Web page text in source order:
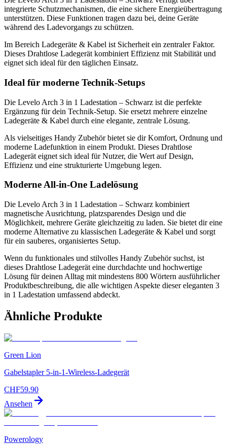
integrierte Schutzmechanismen, die eine sichere Energieübertragung
unterstützen. Diese Funktionen tragen dazu bei, deine Geräte
während des Ladevorgangs zu schützen.
Im Bereich Ladegeräte & Kabel ist Sicherheit ein zentraler Faktor.
Dieses Drahtlose Ladegerät kombiniert Effizienz mit Stabilität und
eignet sich ideal für den täglichen Einsatz.
Ideal für moderne Technik-Setups
Die Levelo Arch 3 in 1 Ladestation – Schwarz ist die perfekte
Ergänzung für dein Technik-Setup. Sie ersetzt mehrere einzelne
Ladegeräte & Kabel durch eine elegante, zentrale Lösung.
Als vielseitiges Handy Zubehör bietet sie dir Komfort, Ordnung und
moderne Ladefunktion in einem Produkt. Dieses Drahtlose
Ladegerät eignet sich ideal für Nutzer, die Wert auf Design,
Effizienz und eine strukturierte Umgebung legen.
Moderne All-in-One Ladelösung
Die Levelo Arch 3 in 1 Ladestation – Schwarz kombiniert
magnetische Ausrichtung, platzsparendes Design und die
Möglichkeit, mehrere Geräte gleichzeitig zu laden. Sie bietet dir eine
moderne Alternative zu klassischen Ladegeräte & Kabel und sorgt
für ein sauberes, organisiertes Setup.
Wenn du funktionales und stilvolles Handy Zubehör suchst, ist
dieses Drahtlose Ladegerät eine durchdachte und hochwertige
Lösung für deinen Alltag mit mindestens 800 Wörtern ausführlicher
Produktbeschreibung, die alle wichtigen Aspekte dieser eleganten 3
in 1 Ladestation umfassend abdeckt.
Ähnliche Produkte
Green Lion
Gabelstapler 5-in-1-Wireless-Ladegerät
CHF59.90
Ansehen
Powerology